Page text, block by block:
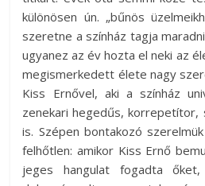
különösen ún. „bűnös
szeretne a színház tagja
ugyanez az év hozta el neki az
megismerkedett élete nagy
Kiss Ernővel, aki a színház
zenekari hegedűs,
is. Szépen bontakozó
felhőtlen: amikor Kiss Ernő
jeges hangulat fogadta